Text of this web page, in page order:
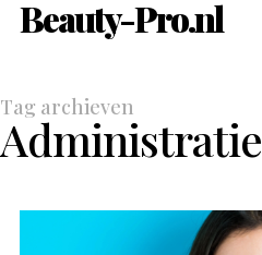
Beauty-Pro.nl
Tag archieven
Administratie